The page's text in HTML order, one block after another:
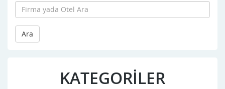
Ara
KATEGORİLER